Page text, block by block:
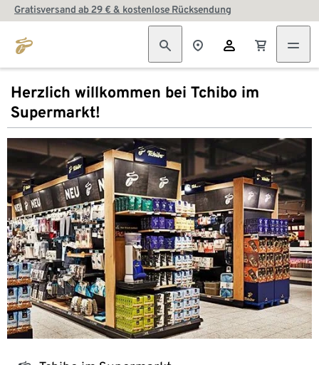
Gratisversand ab 29 € & kostenlose Rücksendung
Herzlich willkommen bei Tchibo im
Supermarkt!